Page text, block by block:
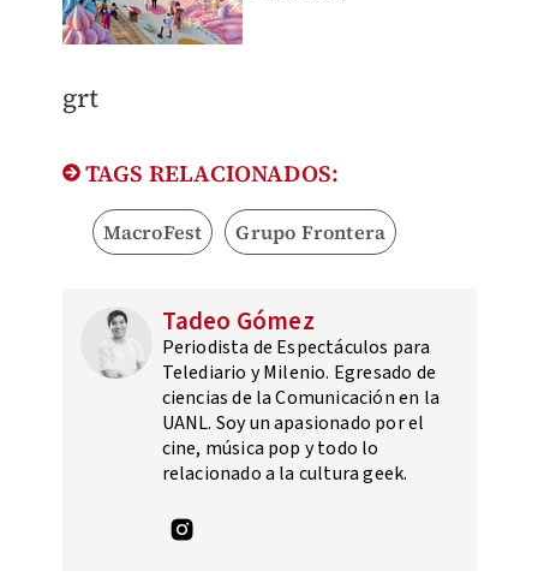
grt
TAGS RELACIONADOS:
MacroFest Grupo Frontera
Tadeo Gómez
Periodista de Espectáculos para
Telediario y Milenio. Egresado de
ciencias de la Comunicación en la
UANL. Soy un apasionado por el
cine, música pop y todo lo
relacionado a la cultura geek.